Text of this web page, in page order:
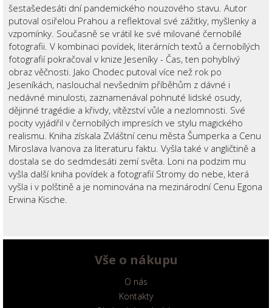
šestašedesáti dní pandemického nouzového stavu. Autor
putoval osiřelou Prahou a reflektoval své zážitky, myšlenky a
vzpomínky. Současně se vrátil ke své milované černobílé
fotografii. V kombinaci povídek, literárních textů a černobílých
fotografií pokračoval v knize Jeseníky - Čas, ten pohyblivý
obraz věčnosti. Jako Chodec putoval více než rok po
Jeseníkách, naslouchal nevšedním příběhům z dávné i
nedávné minulosti, zaznamenával pohnuté lidské osudy,
dějinné tragédie a křivdy, vítězství vůle a nezlomnosti. Své
pocity vyjádřil v černobílých impresích ve stylu magického
realismu. Kniha získala Zvláštní cenu města Šumperka a Cenu
Miroslava Ivanova za literaturu faktu. Vyšla také v angličtině a
dostala se do sedmdesáti zemí světa. Loni na podzim mu
vyšla další kniha povídek a fotografií Stromy do nebe, která
vyšla i v polštině a je nominována na mezinárodní Cenu Egona
Erwina Kische.
Vše o nákupu
O nás
Kontakty